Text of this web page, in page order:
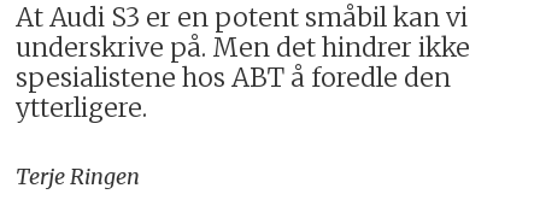
At Audi S3 er en potent småbil kan vi
underskrive på. Men det hindrer ikke
spesialistene hos ABT å foredle den
ytterligere.
Terje Ringen